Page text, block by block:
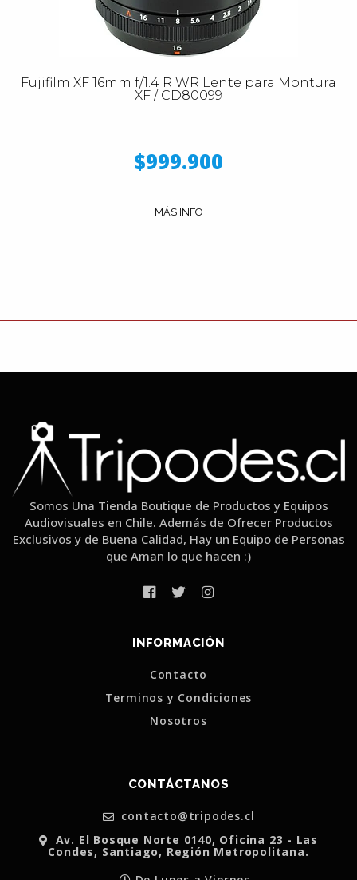
Fujifilm XF 16mm f/1.4 R WR Lente para Montura
XF / CD80099
$999.900
MÁS INFO
Somos Una Tienda Boutique de Productos y Equipos
Audiovisuales en Chile. Además de Ofrecer Productos
Exclusivos y de Buena Calidad, Hay un Equipo de Personas
que Aman lo que hacen :)
INFORMACIÓN
Contacto
Terminos y Condiciones
Nosotros
CONTÁCTANOS
contacto@tripodes.cl
Av. El Bosque Norte 0140, Oficina 23 - Las
Condes, Santiago, Región Metropolitana.